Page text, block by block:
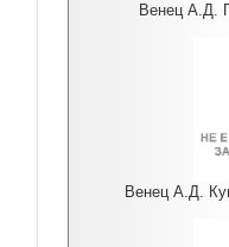
Венец А.Д.
Венец А.Д.